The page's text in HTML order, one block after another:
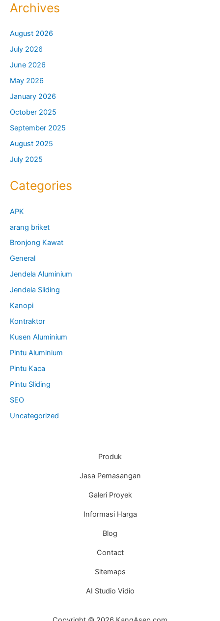
Archives
August 2026
July 2026
June 2026
May 2026
January 2026
October 2025
September 2025
August 2025
July 2025
Categories
APK
arang briket
Bronjong Kawat
General
Jendela Aluminium
Jendela Sliding
Kanopi
Kontraktor
Kusen Aluminium
Pintu Aluminium
Pintu Kaca
Pintu Sliding
SEO
Uncategorized
Produk
Jasa Pemasangan
Galeri Proyek
Informasi Harga
Blog
Contact
Sitemaps
AI Studio Vidio